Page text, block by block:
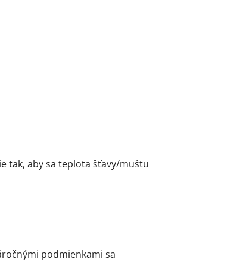
tak, aby sa teplota šťavy/muštu
podmienkami sa